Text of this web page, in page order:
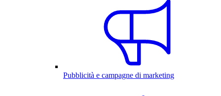
Pubblicità e campagne di marketing